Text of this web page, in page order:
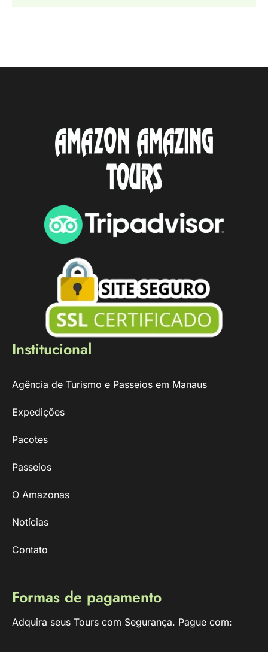
Institucional
Agência de Turismo e Passeios em Manaus
Expedições
Pacotes
Passeios
O Amazonas
Notícias
Contato
Formas de pagamento
Adquira seus Tours com Segurança. Pague com: